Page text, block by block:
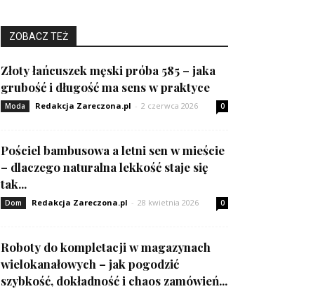
ZOBACZ TEŻ
Złoty łańcuszek męski próba 585 – jaka
grubość i długość ma sens w praktyce
Moda Redakcja Zareczona.pl - 2 czerwca 2026 0
Pościel bambusowa a letni sen w mieście
– dlaczego naturalna lekkość staje się
tak...
Dom Redakcja Zareczona.pl - 28 kwietnia 2026 0
Roboty do kompletacji w magazynach
wielokanałowych – jak pogodzić
szybkość, dokładność i chaos zamówień...